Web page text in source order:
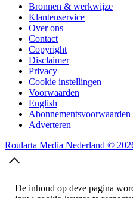
Bronnen & werkwijze
Klantenservice
Over ons
Contact
Copyright
Disclaimer
Privacy
Cookie instellingen
Voorwaarden
English
Abonnementsvoorwaarden
Adverteren
Roularta Media Nederland ©
De inhoud op deze pagina